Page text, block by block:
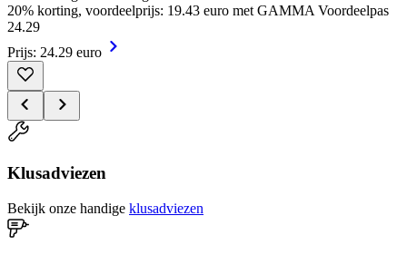
20% korting, voordeelprijs: 19.43 euro met GAMMA Voordeelpas
24.29
Prijs: 24.29 euro
Klusadviezen
Bekijk onze handige klusadviezen